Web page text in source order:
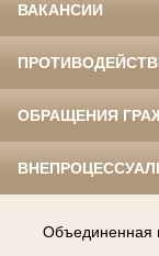
ВАКАНСИИ
ОБРАЩЕНИЯ
Объединенная